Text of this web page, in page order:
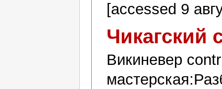
[accessed 9
Чикагский
Викиневер